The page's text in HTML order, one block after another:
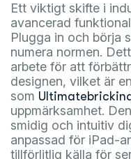
Ett viktigt skifte i
avancerad
Plugga in och börja
numera normen.
arbete för att
designen, vilket är
som
uppmärksamhet.
smidig och intuitiv
anpassad för iPad-
tillförlitlig källa för